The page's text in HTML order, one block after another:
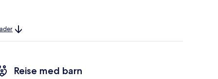
Reise med barn